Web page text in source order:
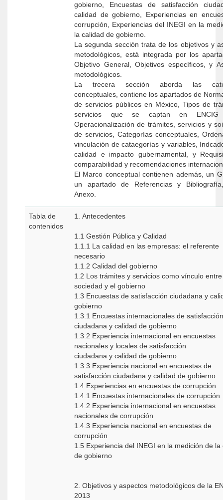
gobierno, Encuestas de satisfacción
calidad de gobierno, Experiencias en
corrupción, Experiencias del INEGI en la
la calidad de gobierno.
La segunda sección trata de los objetivos y
metodológicos, está integrada por los
Objetivo General, Objetivos específicos, y
metodológicos.
La trecera sección aborda las
conceptuales, contiene los apartados de
de servicios públicos en México, Tipos de
servicios que se captan en ENCIG
Operacionalización de trámites, servicios y
de servicios, Categorías conceptuales,
vinculación de cataegorías y variables,
calidad e impacto gubernamental, y
comparabilidad y recomendaciones
El Marco conceptual contienen además, un Glosario,
un apartado de Referencias y
Anexo.
Tabla de
contenidos
1. Antecedentes
1.1 Gestión Pública y Calidad
1.1.1 La calidad en las empresas: el referente
necesario
1.1.2 Calidad del gobierno
1.2 Los trámites y servicios como vínculo
sociedad y el gobierno
1.3 Encuestas de satisfacción ciudadana y
gobierno
1.3.1 Encuestas internacionales de satisfacción
ciudadana y calidad de gobierno
1.3.2 Experiencia internacional en encuestas
nacionales y locales de satisfacción
ciudadana y calidad de gobierno
1.3.3 Experiencia nacional en encuestas de
satisfacción ciudadana y calidad de gobierno
1.4 Experiencias en encuestas de corrupción
1.4.1 Encuestas internacionales de corrupción
1.4.2 Experiencia internacional en encuestas
nacionales de corrupción
1.4.3 Experiencia nacional en encuestas de
corrupción
1.5 Experiencia del INEGI en la medición de la
de gobierno
2. Objetivos y aspectos metodológicos de la
2013